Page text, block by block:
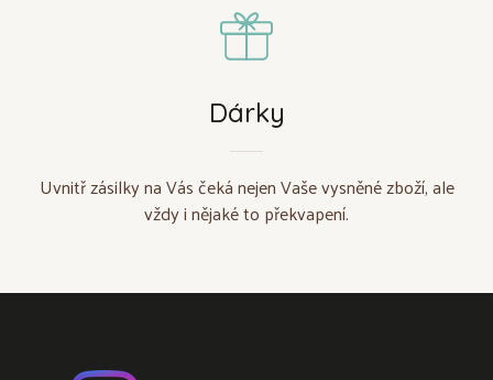
Dárky
Uvnitř zásilky na Vás čeká nejen Vaše vysněné zboží, ale
vždy i nějaké to překvapení.